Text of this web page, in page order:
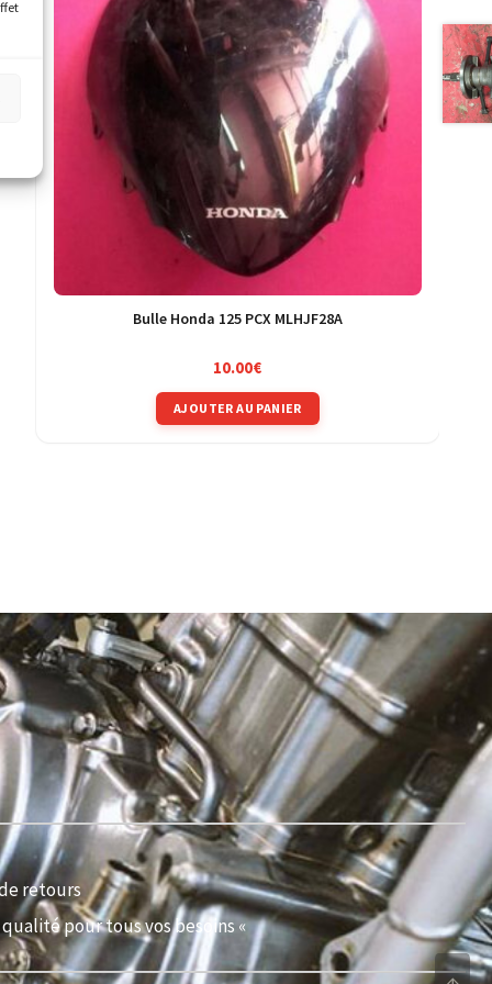
Bulle Honda 125 PCX MLHJF28A
10.00€
AJOUTER AU PANIER
retours
pour tous vos besoins «